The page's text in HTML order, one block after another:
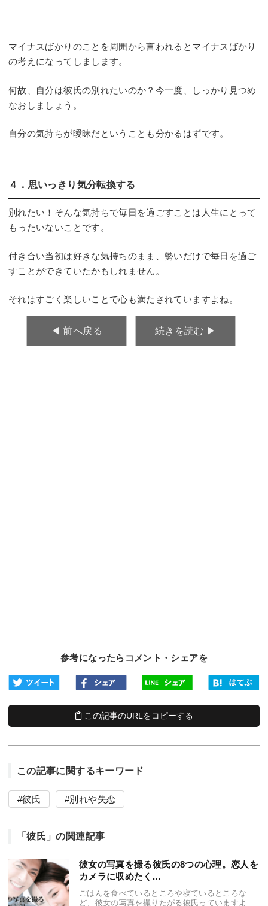
マイナスばかりのことを周囲から言われるとマイナスばかり
の考えになってしまします。
何故、自分は彼氏の別れたいのか？今一度、しっかり見つめ
なおしましょう。
自分の気持ちが曖昧だということも分かるはずです。
４．思いっきり気分転換する
別れたい！そんな気持ちで毎日を過ごすことは人生にとって
もったいないことです。
付き合い当初は好きな気持ちのまま、勢いだけで毎日を過ご
すことができていたかもしれません。
それはすごく楽しいことで心も満たされていますよね。
◀︎ 前へ戻る 続きを読む ▶︎
参考になったらコメント・シェアを
この記事のURLをコピーする
この記事に関するキーワード
彼氏 別れや失恋
「彼氏」の関連記事
彼女の写真を撮る彼氏の8つの心理。恋人を
カメラに収めたく...
ごはんを食べているところや寝ているところな
ど、彼女の写真を撮りたがる彼氏っていますよ